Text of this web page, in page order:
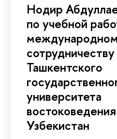
Нодир
по учебной
сотрудничеству
Ташкентского
университета
Узбекистан